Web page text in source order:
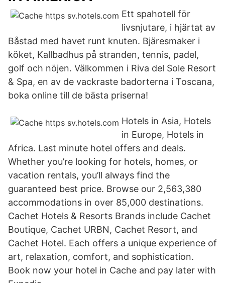
Ett spahotell för
livsnjutare, i hjärtat av
Båstad med havet runt knuten. Bjäresmaker i
köket, Kallbadhus på stranden, tennis, padel,
golf och nöjen. Välkommen i Riva del Sole Resort
& Spa, en av de vackraste badorterna i Toscana,
boka online till de bästa priserna!
Hotels in Asia, Hotels
in Europe, Hotels in
Africa. Last minute hotel offers and deals.
Whether you’re looking for hotels, homes, or
vacation rentals, you’ll always find the
guaranteed best price. Browse our 2,563,380
accommodations in over 85,000 destinations.
Cachet Hotels & Resorts Brands include Cachet
Boutique, Cachet URBN, Cachet Resort, and
Cachet Hotel. Each offers a unique experience of
art, relaxation, comfort, and sophistication.
Book now your hotel in Cache and pay later with